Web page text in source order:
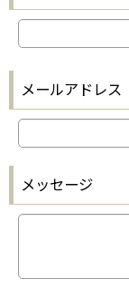
メールアドレス
メッセージ